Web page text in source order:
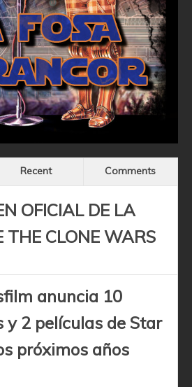
Recent Comments
OFICIAL DE LA
THE CLONE WARS
anuncia 10
y 2 películas de Star
próximos años